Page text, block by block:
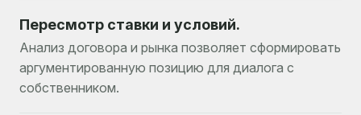
Пересмотр ставки и условий.
Анализ договора и рынка позволяет сформировать
аргументированную позицию для диалога с
собственником.